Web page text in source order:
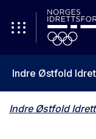
Indre Østfold
Indre Østfold